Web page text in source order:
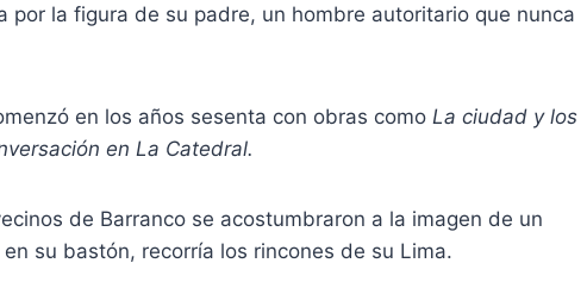
por la figura de su padre, un hombre autoritario que nunca
en los años sesenta con obras como La ciudad y los
en La Catedral.
de Barranco se acostumbraron a la imagen de un
su bastón, recorría los rincones de su Lima.